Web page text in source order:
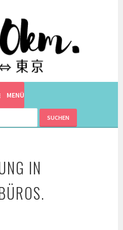
⇔ 東京
MIT EINEM JAPANER.
MENÜ
IN